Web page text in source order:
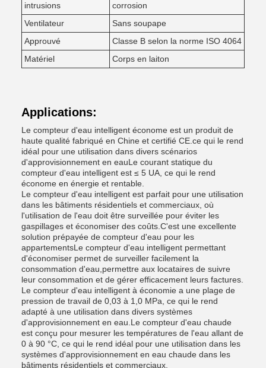
intrusions
corrosion
Ventilateur
Sans soupape
Approuvé
Classe B selon la norme ISO 4064
Matériel
Corps en laiton
Applications:
Le compteur d'eau intelligent économe est un produit de
haute qualité fabriqué en Chine et certifié CE.ce qui le rend
idéal pour une utilisation dans divers scénarios
d'approvisionnement en eauLe courant statique du
compteur d'eau intelligent est ≤ 5 UA, ce qui le rend
économe en énergie et rentable.
Le compteur d'eau intelligent est parfait pour une utilisation
dans les bâtiments résidentiels et commerciaux, où
l'utilisation de l'eau doit être surveillée pour éviter les
gaspillages et économiser des coûts.C'est une excellente
solution prépayée de compteur d'eau pour les
appartementsLe compteur d'eau intelligent permettant
d'économiser permet de surveiller facilement la
consommation d'eau,permettre aux locataires de suivre
leur consommation et de gérer efficacement leurs factures.
Le compteur d'eau intelligent à économie a une plage de
pression de travail de 0,03 à 1,0 MPa, ce qui le rend
adapté à une utilisation dans divers systèmes
d'approvisionnement en eau.Le compteur d'eau chaude
est conçu pour mesurer les températures de l'eau allant de
0 à 90 °C, ce qui le rend idéal pour une utilisation dans les
systèmes d'approvisionnement en eau chaude dans les
bâtiments résidentiels et commerciaux.